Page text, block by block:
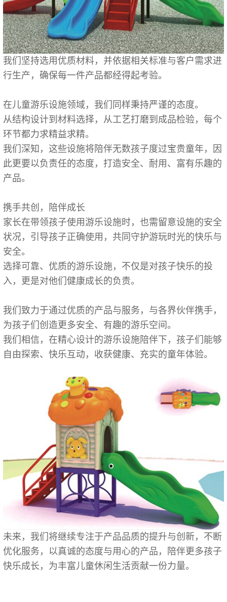
我们坚持选用优质材料，并依据相关标准与客户需求进
行生产，确保每一件产品都经得起考验。
在儿童游乐设施领域，我们同样秉持严谨的态度。
从结构设计到材料选择，从工艺打磨到成品检验，每个
环节都力求精益求精。
我们深知，这些设施将陪伴无数孩子度过宝贵童年，因
此更要以负责任的态度，打造安全、耐用、富有乐趣的
产品。
携手共创，陪伴成长
家长在带领孩子使用游乐设施时，也需留意设施的安全
状况，引导孩子正确使用，共同守护游玩时光的快乐与
安全。
选择可靠、优质的游乐设施，不仅是对孩子快乐的投
入，更是对他们健康成长的负责。
我们致力于通过优质的产品与服务，与各界伙伴携手，
为孩子们创造更多安全、有趣的游乐空间。
我们相信，在精心设计的游乐设施陪伴下，孩子们能够
自由探索、快乐互动，收获健康、充实的童年体验。
未来，我们将继续专注于产品品质的提升与创新，不断
优化服务，以真诚的态度与用心的产品，陪伴更多孩子
快乐成长，为丰富儿童休闲生活贡献一份力量。